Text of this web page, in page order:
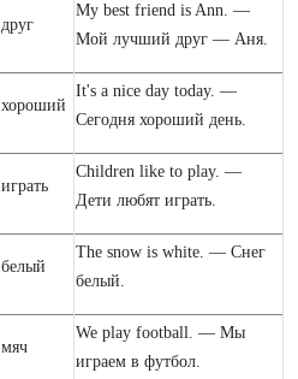
друг
My best friend is Ann. —
Мой лучший друг — Аня.
хороший
It's a nice day today. —
Сегодня хороший день.
играть
Children like to play. —
Дети любят играть.
белый
The snow is white. — Снег
белый.
мяч
We play football. — Мы
играем в футбол.